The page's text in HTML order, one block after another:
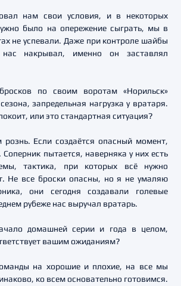
нам свои условия, и в некоторых
было на опережение сыграть, мы в
не успевали. Даже при контроле шайбы
нас накрывал, именно он заставлял
по своим воротам «Норильск»
запредельная нагрузка у вратаря.
или это стандартная ситуация?
Если создаётся опасный момент,
пытается, наверняка у них есть
тактика, при которых всё нужно
Не все броски опасны, но я не умаляю
они сегодня создавали голевые
рубеже нас выручал вратарь.
домашней серии и года в целом,
вашим ожиданиям?
на хорошие и плохие, на все мы
ко всем основательно готовимся.